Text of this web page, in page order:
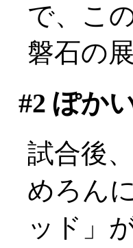
で、こ
磐石の
#2 ぽか
試合後
めろん
ッド」